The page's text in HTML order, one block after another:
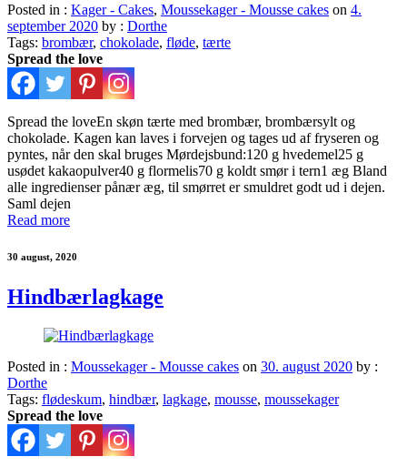
Posted in : Kager - Cakes, Moussekager - Mousse cakes on 4.
september 2020 by : Dorthe
Tags: brombær, chokolade, fløde, tærte
Spread the love
Spread the loveEn skøn tærte med brombær, brombærsylt og
chokolade. Kagen kan laves i forvejen og tages ud af fryseren og
pyntes, når den skal bruges Mørdejsbund:120 g hvedemel25 g
usødet kakaopulver40 g flormelis70 g koldt smør i tern1 æg Bland
alle ingredienser pånær æg, til smørret er smuldret godt ud i dejen.
Saml dejen
Read more
30 august, 2020
Hindbærlagkage
Posted in : Moussekager - Mousse cakes on 30. august 2020 by :
Dorthe
Tags: flødeskum, hindbær, lagkage, mousse, moussekager
Spread the love